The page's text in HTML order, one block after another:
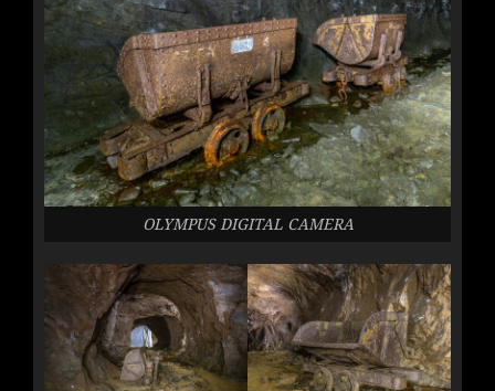
OLYMPUS DIGITAL CAMERA